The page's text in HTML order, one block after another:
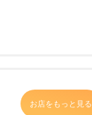
お店をもっと見る